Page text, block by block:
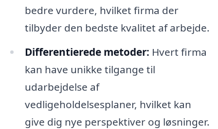
bedre vurdere, hvilket firma der
tilbyder den bedste kvalitet af arbejde.
Differentierede metoder: Hvert firma
kan have unikke tilgange til
udarbejdelse af
vedligeholdelsesplaner, hvilket kan
give dig nye perspektiver og løsninger.